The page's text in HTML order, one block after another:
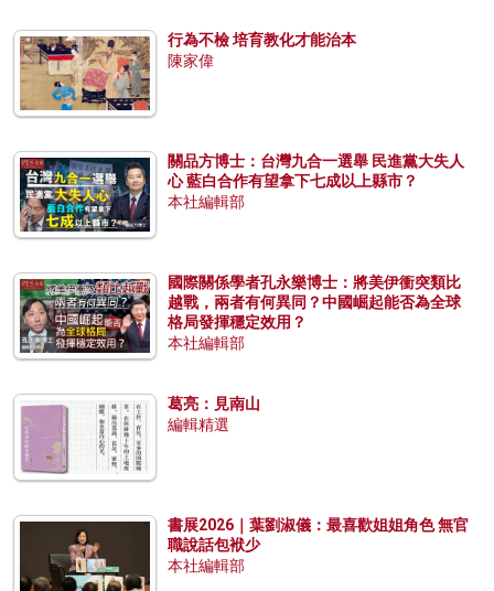
行為不檢 培育教化才能治本
陳家偉
關品方博士：台灣九合一選舉 民進黨大失人
心 藍白合作有望拿下七成以上縣市？
本社編輯部
國際關係學者孔永樂博士：將美伊衝突類比
越戰，兩者有何異同？中國崛起能否為全球
格局發揮穩定效用？
本社編輯部
葛亮：見南山
編輯精選
書展2026｜葉劉淑儀：最喜歡姐姐角色 無官
職說話包袱少
本社編輯部